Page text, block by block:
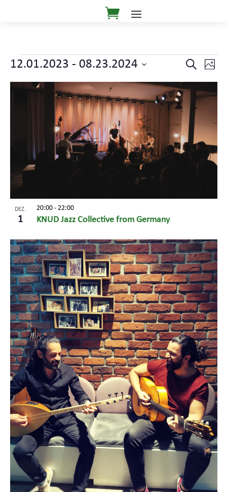
Veranstaltungen
und
Suche
Foto
12.01.2023 - 08.23.2024
auswählen.
List
Veranstaltungen
Photo
View
DEZ.
1 KNUD Jazz Collective from Germany
20:00 - 22:00